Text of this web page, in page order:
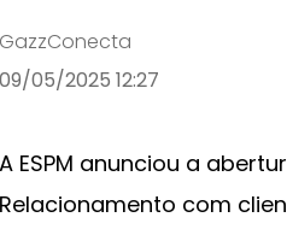
GazzConecta
09/05/2025 12:27
A ESPM anunciou a
Relacionamento com